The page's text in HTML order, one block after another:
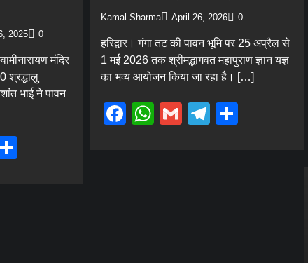
2025 0
मंदिर
श्रद्धालु
भाई ने पावन
Telegram
Kamal Sharma April 26, 2026 0
हरिद्वार। गंगा तट की पावन भूमि पर 25 अप्रैल से
1 मई 2026 तक श्रीमद्भागवत महापुराण ज्ञान यज्ञ
का भव्य आयोजन किया जा रहा है। […]
Facebook
WhatsApp
GmailTelegram